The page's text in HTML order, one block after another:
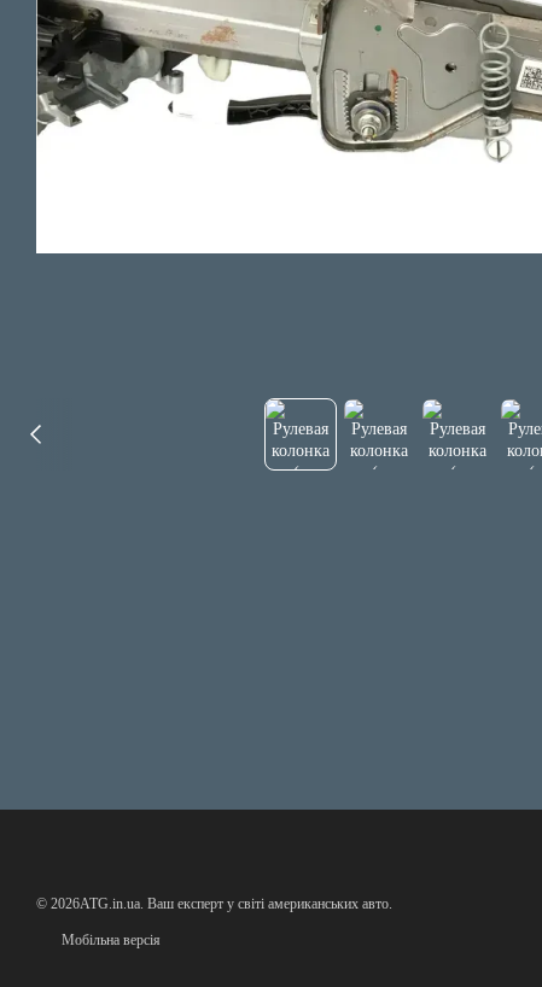
© 2026ATG.in.ua. Ваш експерт у світі американських авто.
Мобільна версія